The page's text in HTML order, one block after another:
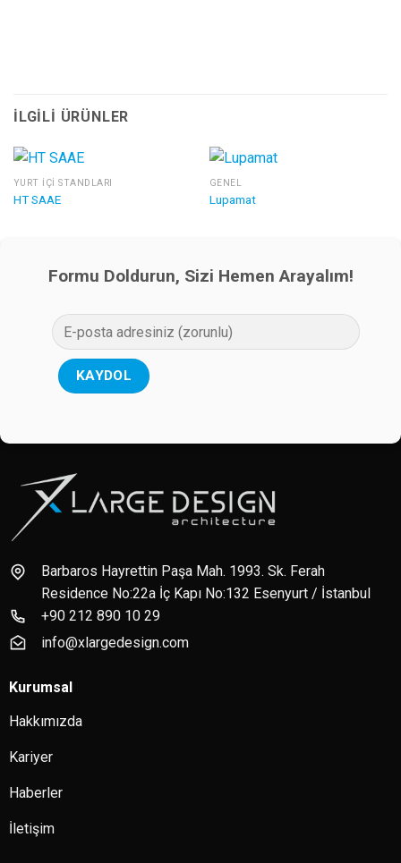
İLGILI ÜRÜNLER
YURT İÇI STANDLARI
HT SAAE
GENEL
Lupamat
Formu Doldurun, Sizi Hemen Arayalım!
Barbaros Hayrettin Paşa Mah. 1993. Sk. Ferah
Residence No:22a İç Kapı No:132 Esenyurt / İstanbul
+90 212 890 10 29
info@xlargedesign.com
Kurumsal
Hakkımızda
Kariyer
Haberler
İletişim